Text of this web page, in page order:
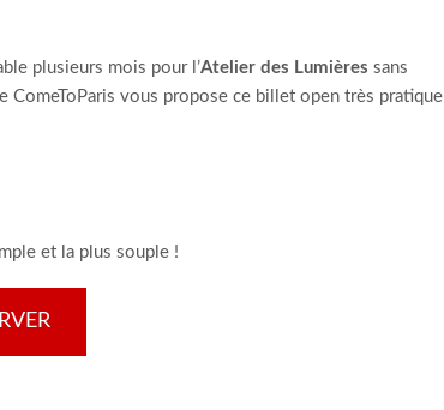
plusieurs mois pour l’Atelier des Lumières sans
vous propose ce billet open très pratique
et la plus souple !